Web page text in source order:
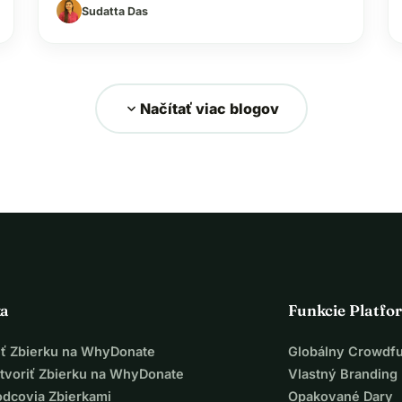
prehliadky maznáčikov sú užitočné pre
Sudatta Das
expand_more Načítať viac blogov
Zbierku na WhyDonate
Zbierku na WhyDonate
Zbierkami
Funkcie
Globálny
Vlastný Branding
Opakované Dary